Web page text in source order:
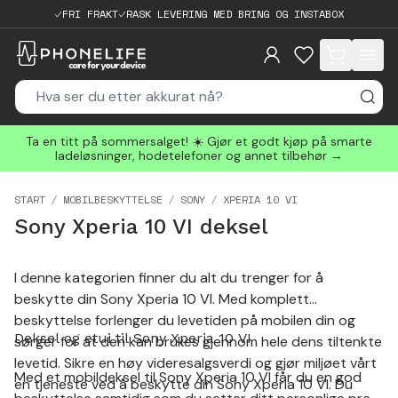
FRI FRAKT RASK LEVERING MED BRING OG INSTABOX
items in cart,
Ta en titt på sommersalget! ☀️ Gjør et godt kjøp på smarte
ladeløsninger, hodetelefoner og annet tilbehør →
START MOBILBESKYTTELSE SONY XPERIA 10 VI
Sony Xperia 10 VI deksel
I denne kategorien finner du alt du trenger for å
beskytte din Sony Xperia 10 VI. Med komplett
beskyttelse forlenger du levetiden på mobilen din og
sørger for at den kan brukes gjennom hele dens tiltenkte
levetid. Sikre en høy videresalgsverdi og gjør miljøet vårt
en tjeneste ved å beskytte din Sony Xperia 10 VI. Du
Deksel og etui til Sony Xperia 10 VI
Med et mobildeksel til Sony Xperia 10 VI får du en god